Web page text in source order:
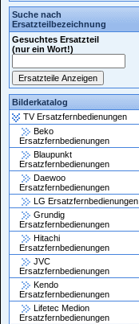
Suche nach
Ersatzteilbezeichnung
Gesuchtes Ersatzteil
(nur ein Wort!)
Bilderkatalog
TV Ersatzfernbedienungen
Beko
Ersatzfernbedienungen
Blaupunkt
Ersatzfernbedienungen
Daewoo
Ersatzfernbedienungen
LG Ersatzfernbedienungen
Grundig
Ersatzfernbedienungen
Hitachi
Ersatzfernbedienungen
JVC
Ersatzfernbedienungen
Kendo
Ersatzfernbedienungen
Lifetec Medion
Ersatzfernbedienungen